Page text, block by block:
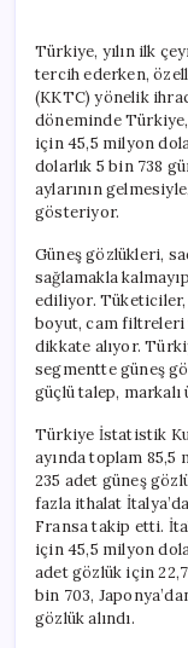
Türkiye, yılın ilk
tercih ederken,
(KKTC) yönelik
döneminde Türkiye,
için 45,5 milyon
dolarlık 5 bin 738
aylarının
gösteriyor.
Güneş gözlükleri,
sağlamakla
ediliyor. Tüketiciler,
boyut, cam
dikkate alıyor.
segmentte güneş
güçlü talep,
Türkiye İstatistik
ayında toplam 85,5
235 adet güneş
fazla ithalat
Fransa takip etti.
için 45,5 milyon
adet gözlük için
bin 703,
gözlük alındı.